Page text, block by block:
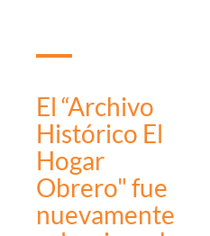
El “Archivo
Histórico El
Hogar
Obrero" fue
nuevamente